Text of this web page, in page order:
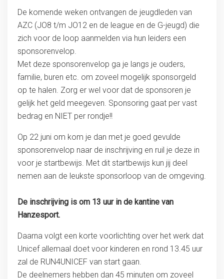
De komende weken ontvangen de jeugdleden van
AZC (JO8 t/m JO12 en de league en de G-jeugd) die
zich voor de loop aanmelden via hun leiders een
sponsorenvelop.
Met deze sponsorenvelop ga je langs je ouders,
familie, buren etc. om zoveel mogelijk sponsorgeld
op te halen. Zorg er wel voor dat de sponsoren je
gelijk het geld meegeven. Sponsoring gaat per vast
bedrag en NIET per rondje!!
Op 22 juni om kom je dan met je goed gevulde
sponsorenvelop naar de inschrijving en ruil je deze in
voor je startbewijs. Met dit startbewijs kun jij deel
nemen aan de leukste sponsorloop van de omgeving.
De inschrijving is om 13 uur in de kantine van
Hanzesport.
Daarna volgt een korte voorlichting over het werk dat
Unicef allemaal doet voor kinderen en rond 13.45 uur
zal de RUN4UNICEF van start gaan.
De deelnemers hebben dan 45 minuten om zoveel